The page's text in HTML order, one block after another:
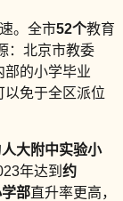
。全市52个教育
：北京市教委
部的小学毕业
以免于全区派位
人大附中实验小
年达到 约
部直升率更高，